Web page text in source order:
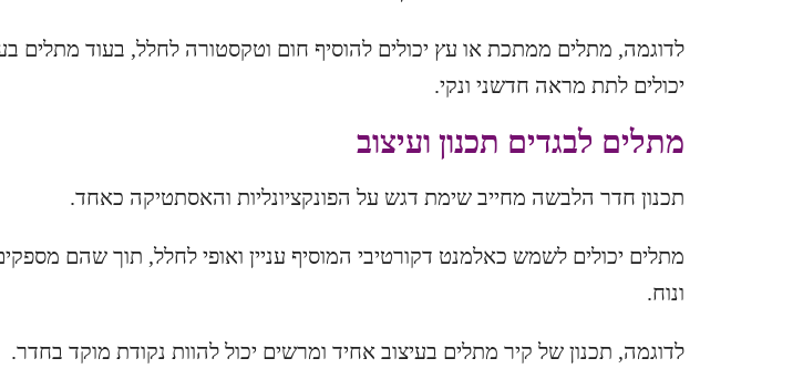
לדוגמה, מתלים ממתכת או עץ יכולים להוסיף חום וטקסטורה לחלל, בעוד מתלים
יכולים לתת מראה חדשני ונקי.
מתלים לבגדים תכנון ועיצוב
תכנון חדר הלבשה מחייב שימת דגש על הפונקציונליות והאסתטיקה כאחד.
מתלים יכולים לשמש כאלמנט דקורטיבי המוסיף עניין ואופי לחלל, תוך שהם
ונוח.
לדוגמה, תכנון של קיר מתלים בעיצוב אחיד ומרשים יכול להוות נקודת מוקד בחדר.